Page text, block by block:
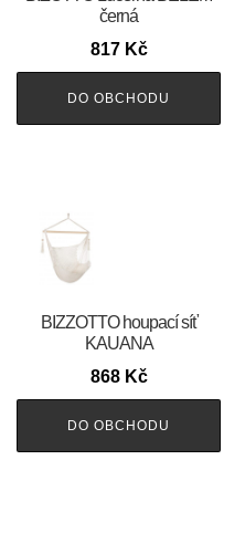
černá
817 Kč
DO OBCHODU
BIZZOTTO houpací síť
KAUANA
868 Kč
DO OBCHODU